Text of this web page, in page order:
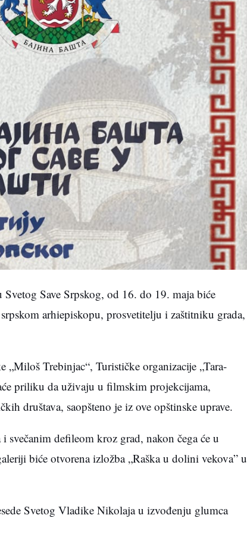
Save Srpskog, od 16. do 19. maja biće
arhiepiskopu, prosvetitelju i zaštitniku grada,
Trebinjac“, Turističke organizacije „Tara-
priliku da uživaju u filmskim projekcijama,
društava, saopšteno je iz ove opštinske uprave.
svečanim defileom kroz grad, nakon čega će u
biće otvorena izložba „Raška u dolini vekova” u
Svetog Vladike Nikolaja u izvođenju glumca